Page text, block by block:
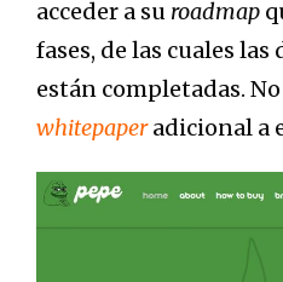
acceder a su roadmap
fases, de las cuales
están completadas.
whitepaperadicional a